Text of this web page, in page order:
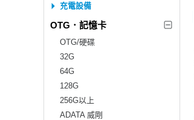
充電設備
OTG．記憶卡
OTG/硬碟
32G
64G
128G
256G以上
ADATA 威剛